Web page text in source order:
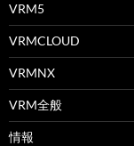
VRM5
VRMCLOUD
VRMNX
VRM全般
情報